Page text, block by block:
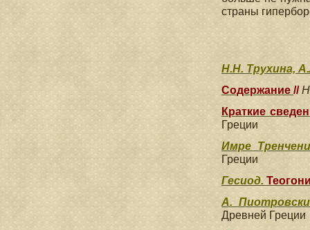
страны
Н.Н. Трухина,
Содержание //
Краткие
Греции
Имре
Греции
Гесиод.
А.
Древней Греции